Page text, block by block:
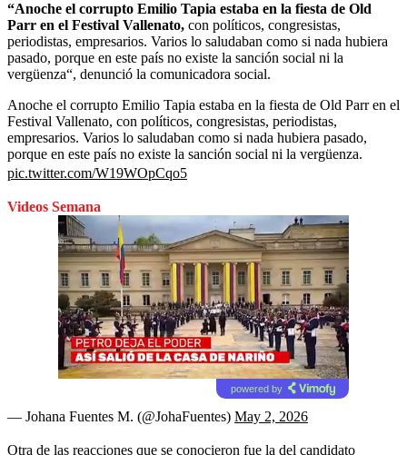
“Anoche el corrupto Emilio Tapia estaba en la fiesta de Old
Parr en el Festival Vallenato, con políticos, congresistas,
periodistas, empresarios. Varios lo saludaban como si nada hubiera
pasado, porque en este país no existe la sanción social ni la
vergüenza“, denunció la comunicadora social.
Anoche el corrupto Emilio Tapia estaba en la fiesta de Old Parr en el
Festival Vallenato, con políticos, congresistas, periodistas,
empresarios. Varios lo saludaban como si nada hubiera pasado,
porque en este país no existe la sanción social ni la vergüenza.
pic.twitter.com/W19WOpCqo5
Videos Semana
powered by
— Johana Fuentes M. (@JohaFuentes) May 2, 2026
Otra de las reacciones que se conocieron fue la del candidato